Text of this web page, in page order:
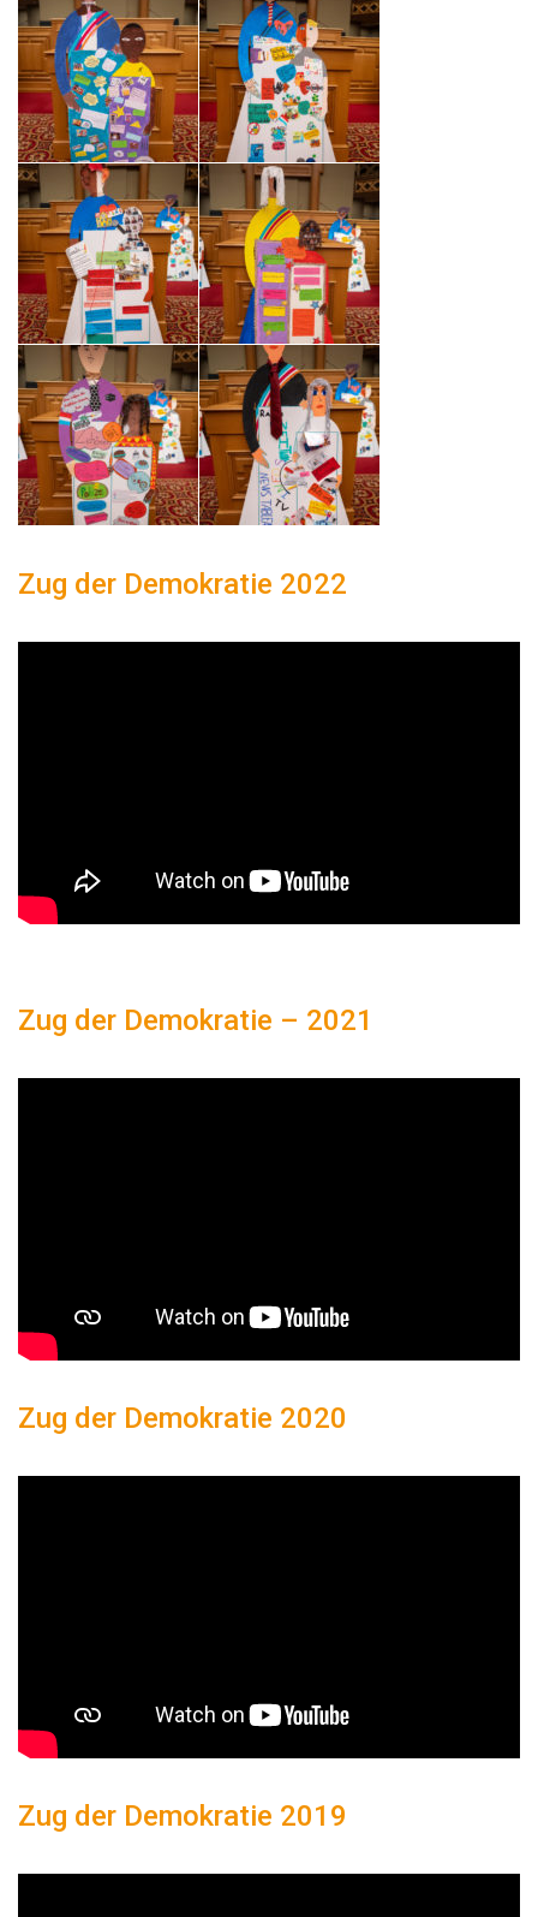
Zug der Demokratie 2022
Zug der Demokratie – 2021
Zug der Demokratie 2020
Zug der Demokratie 2019